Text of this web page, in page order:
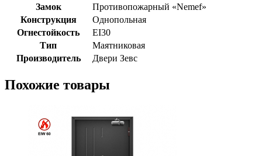
Замок
Противопожарный «Nemef»
Конструкция
Однопольная
Огнестойкость
EI30
Тип
Маятниковая
Производитель
Двери Зевс
Похожие товары